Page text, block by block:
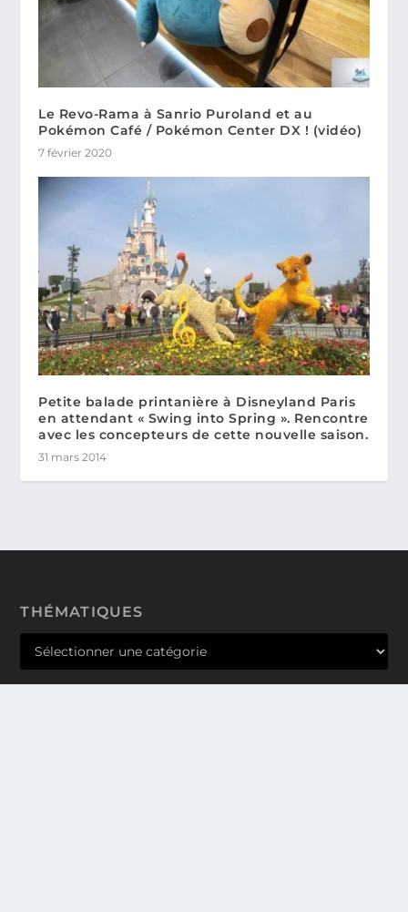
Le Revo-Rama à Sanrio Puroland et au
Pokémon Café / Pokémon Center DX ! (vidéo)
7 février 2020
Petite balade printanière à Disneyland Paris
en attendant « Swing into Spring ». Rencontre
avec les concepteurs de cette nouvelle saison.
31 mars 2014
THÉMATIQUES